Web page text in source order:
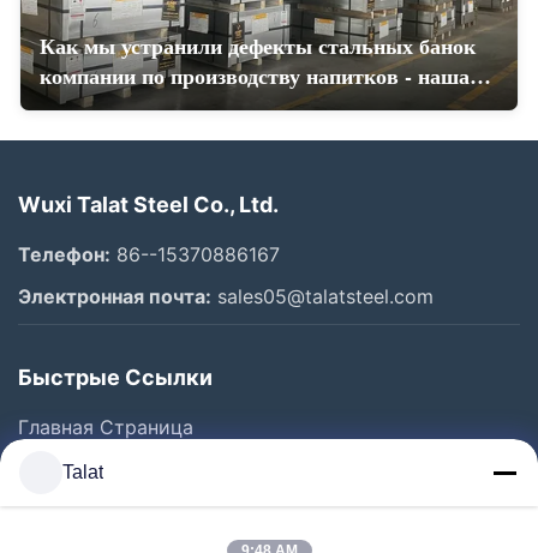
Как мы устранили дефекты стальных банок
компании по производству напитков - наша
история успеха
Wuxi Talat Steel Co., Ltd.
Телефон: 86--15370886167
Электронная почта: sales05@talatsteel.com
Быстрые Ссылки
Главная Страница
Продукция
О Компании
Talat